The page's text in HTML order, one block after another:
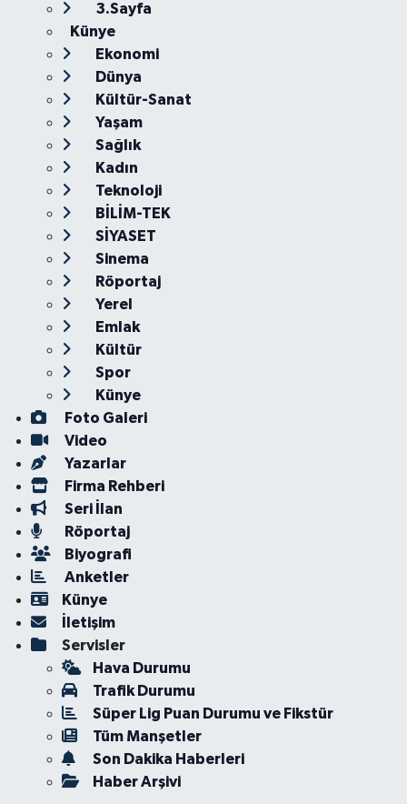
3.Sayfa
Künye
Ekonomi
Dünya
Kültür-Sanat
Yaşam
Sağlık
Kadın
Teknoloji
BİLİM-TEK
SİYASET
Sinema
Röportaj
Yerel
Emlak
Kültür
Spor
Künye
Foto Galeri
Video
Yazarlar
Firma Rehberi
Seri İlan
Röportaj
Biyografi
Anketler
Künye
İletişim
Servisler
Hava Durumu
Trafik Durumu
Süper Lig Puan Durumu ve Fikstür
Tüm Manşetler
Son Dakika Haberleri
Haber Arşivi